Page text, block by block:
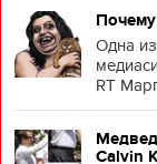
Одна
RT
Calvin